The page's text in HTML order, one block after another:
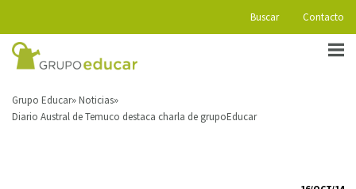
Buscar Contacto
Grupo Educar Noticias
Diario Austral de Temuco destaca charla de grupoEducar